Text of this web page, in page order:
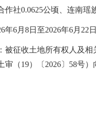
作社0.0625公顷、 连南瑶
年6月 8日至2026年6月 22 日
被征收土地所有权人及
审（19）〔2026〕 58号）